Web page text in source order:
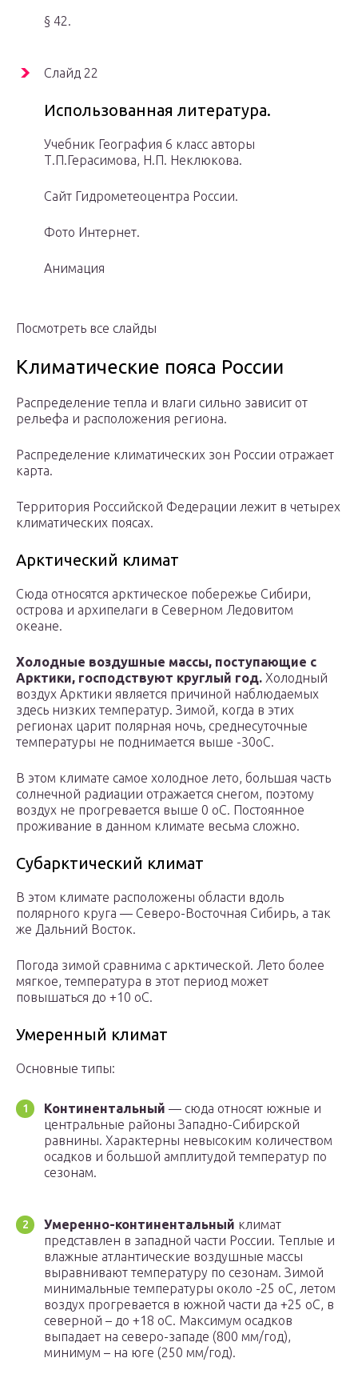
§ 42.
Слайд 22
Использованная литература.
Учебник География 6 класс авторы
Т.П.Герасимова, Н.П. Неклюкова.
Сайт Гидрометеоцентра России.
Фото Интернет.
Анимация
Посмотреть все слайды
Климатические пояса России
Распределение тепла и влаги сильно зависит от
рельефа и расположения региона.
Распределение климатических зон России отражает
карта.
Территория Российской Федерации лежит в четырех
климатических поясах.
Арктический климат
Сюда относятся арктическое побережье Сибири,
острова и архипелаги в Северном Ледовитом
океане.
Холодные воздушные массы, поступающие с
Арктики, господствуют круглый год. Холодный
воздух Арктики является причиной наблюдаемых
здесь низких температур. Зимой, когда в этих
регионах царит полярная ночь, среднесуточные
температуры не поднимается выше -30оС.
В этом климате самое холодное лето, большая часть
солнечной радиации отражается снегом, поэтому
воздух не прогревается выше 0 оС. Постоянное
проживание в данном климате весьма сложно.
Субарктический климат
В этом климате расположены области вдоль
полярного круга — Северо-Восточная Сибирь, а так
же Дальний Восток.
Погода зимой сравнима с арктической. Лето более
мягкое, температура в этот период может
повышаться до +10 оС.
Умеренный климат
Основные типы:
Континентальный — сюда относят южные и
центральные районы Западно-Сибирской
равнины. Характерны невысоким количеством
осадков и большой амплитудой температур по
сезонам.
Умеренно-континентальный климат
представлен в западной части России. Теплые и
влажные атлантические воздушные массы
выравнивают температуру по сезонам. Зимой
минимальные температуры около -25 оС, летом
воздух прогревается в южной части да +25 оС, в
северной – до +18 оС. Максимум осадков
выпадает на северо-западе (800 мм/год),
минимум – на юге (250 мм/год).